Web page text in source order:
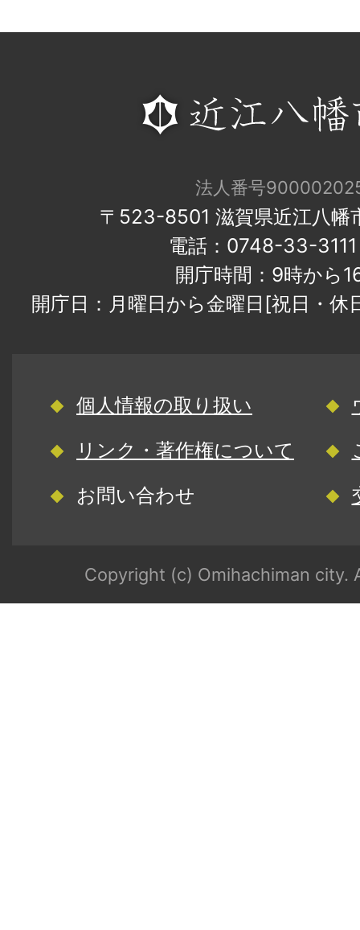
法人番号
〒523-8501 滋賀県近江八幡
電話：0748-33-
開庁時間：9時から
開庁日：月曜日から金曜日[祝日・
個人情報の取り扱い
リンク・著作権について
お問い合わせ
Copyright (c) Omihachiman city.